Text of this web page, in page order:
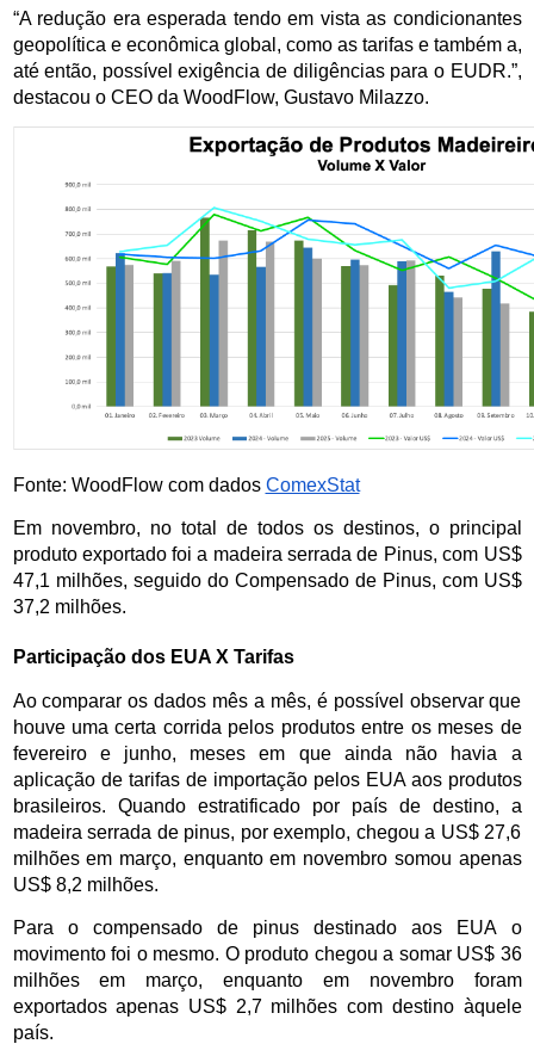
“A redução era esperada tendo em vista as condicionantes
geopolítica e econômica global, como as tarifas e também a,
até então, possível exigência de diligências para o EUDR.”,
destacou o CEO da WoodFlow, Gustavo Milazzo.
Fonte: WoodFlow com dados ComexStat
Em novembro, no total de todos os destinos, o principal
produto exportado foi a madeira serrada de Pinus, com US$
47,1 milhões, seguido do Compensado de Pinus, com US$
37,2 milhões.
Participação dos EUA X Tarifas
Ao comparar os dados mês a mês, é possível observar que
houve uma certa corrida pelos produtos entre os meses de
fevereiro e junho, meses em que ainda não havia a
aplicação de tarifas de importação pelos EUA aos produtos
brasileiros. Quando estratificado por país de destino, a
madeira serrada de pinus, por exemplo, chegou a US$ 27,6
milhões em março, enquanto em novembro somou apenas
US$ 8,2 milhões.
Para o compensado de pinus destinado aos EUA o
movimento foi o mesmo. O produto chegou a somar US$ 36
milhões em março, enquanto em novembro foram
exportados apenas US$ 2,7 milhões com destino àquele
país.